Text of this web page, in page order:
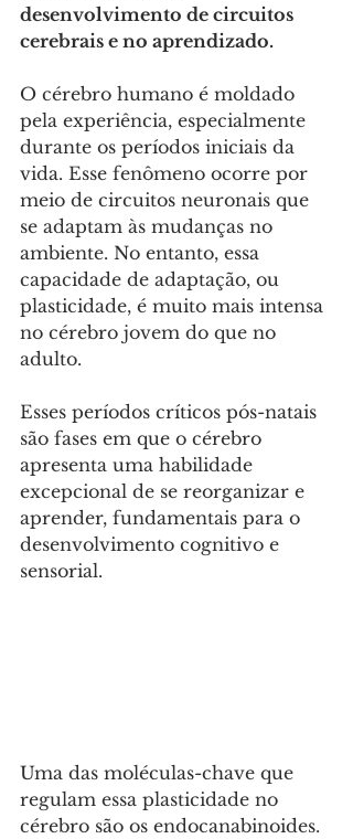
desenvolvimento de circuitos
cerebrais e no aprendizado.
O cérebro humano é moldado
pela experiência, especialmente
durante os períodos iniciais da
vida. Esse fenômeno ocorre por
meio de circuitos neuronais que
se adaptam às mudanças no
ambiente. No entanto, essa
capacidade de adaptação, ou
plasticidade, é muito mais intensa
no cérebro jovem do que no
adulto.
Esses períodos críticos pós-natais
são fases em que o cérebro
apresenta uma habilidade
excepcional de se reorganizar e
aprender, fundamentais para o
desenvolvimento cognitivo e
sensorial.
Uma das moléculas-chave que
regulam essa plasticidade no
cérebro são os endocanabinoides.